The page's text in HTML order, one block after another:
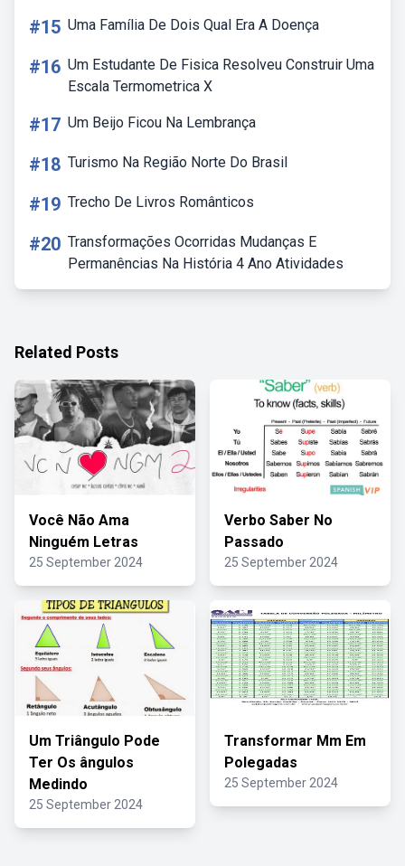
#15 Uma Família De Dois Qual Era A Doença
#16 Um Estudante De Fisica Resolveu Construir Uma
Escala Termometrica X
#17 Um Beijo Ficou Na Lembrança
#18 Turismo Na Região Norte Do Brasil
#19 Trecho De Livros Românticos
#20 Transformações Ocorridas Mudanças E
Permanências Na História 4 Ano Atividades
Related Posts
Você Não Ama
Ninguém Letras
25 September 2024
Verbo Saber No
Passado
25 September 2024
Um Triângulo Pode
Ter Os ângulos
Medindo
25 September 2024
Transformar Mm Em
Polegadas
25 September 2024